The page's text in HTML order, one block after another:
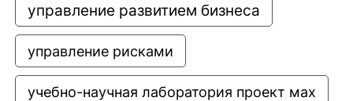
управление развитием бизнеса
управление рисками
учебно-научная лаборатория проект мах